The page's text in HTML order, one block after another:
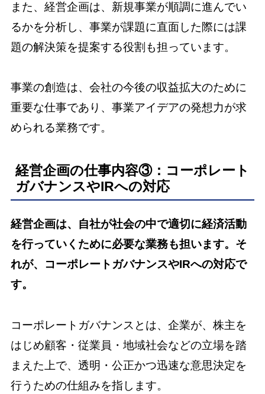
また、経営企画は、新規事業が順調に進んでい
るかを分析し、事業が課題に直面した際には課
題の解決策を提案する役割も担っています。
事業の創造は、会社の今後の収益拡大のために
重要な仕事であり、事業アイデアの発想力が求
められる業務です。
経営企画の仕事内容③：コーポレート
ガバナンスやIRへの対応
経営企画は、自社が社会の中で適切に経済活動
を行っていくために必要な業務も担います。そ
れが、コーポレートガバナンスやIRへの対応で
す。
コーポレートガバナンスとは、企業が、株主を
はじめ顧客・従業員・地域社会などの立場を踏
まえた上で、透明・公正かつ迅速な意思決定を
行うための仕組みを指します。